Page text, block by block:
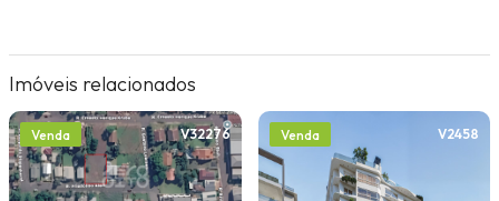
Imóveis relacionados
Venda V32276 Venda V2458